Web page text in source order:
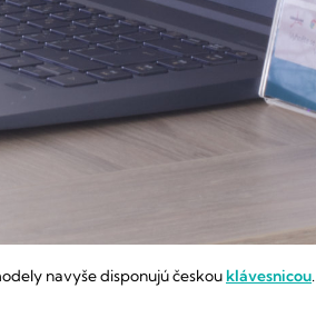
navyše disponujú českouklávesnicou.